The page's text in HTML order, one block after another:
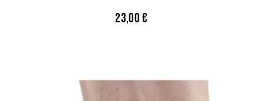
23,00€